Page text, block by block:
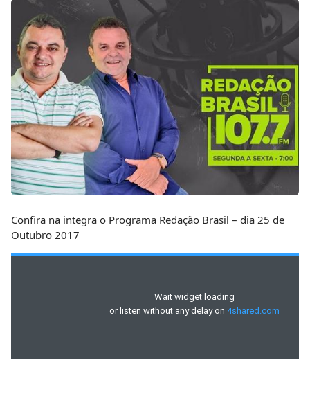
Confira na integra o Programa Redação Brasil – dia 25 de
Outubro 2017